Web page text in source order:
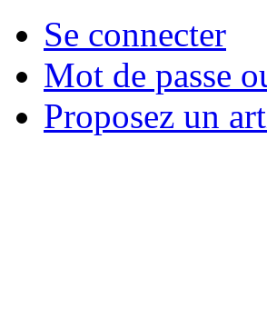
Se connecter
Mot de passe
Proposez un